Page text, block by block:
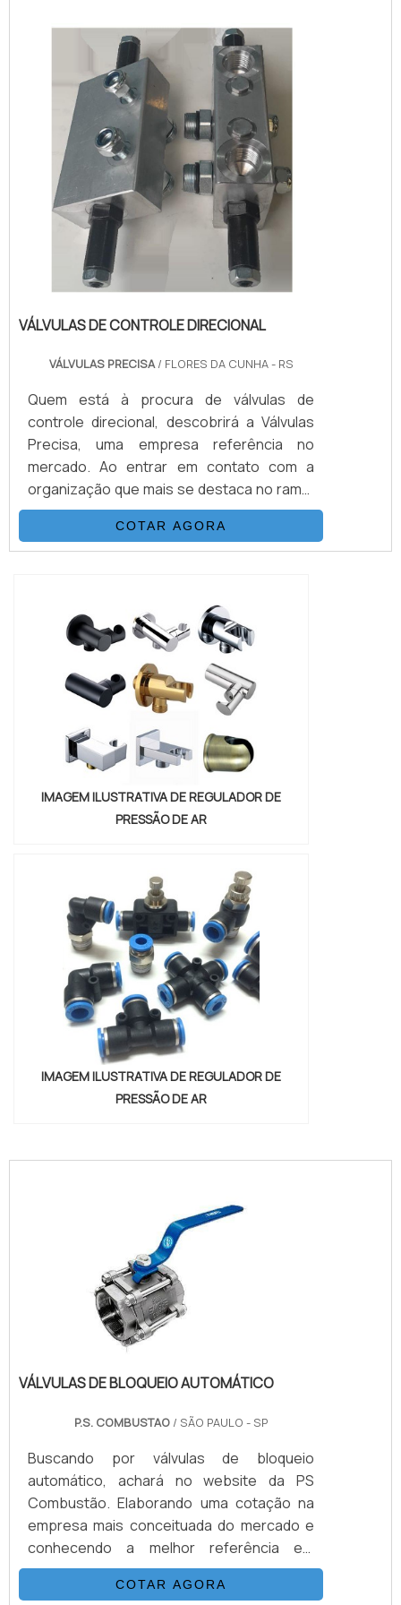
benefício e atendimento eficaz em todo o
VÁLVULAS DE CONTROLE DIRECIONAL
VÁLVULAS PRECISA/ FLORES DA CUNHA - RS
Quem está à procura de válvulas de
controle direcional, descobrirá a Válvulas
Precisa, uma empresa referência no
mercado. Ao entrar em contato com a
organização que mais se destaca no ramo,
o cliente receberá um suporte completo
para sanar eventuais dúvidas sobre o
produto a ser adquirido.MAIS
CONTROLE DIRECIONALQuem quer
encontrar válvulas de controle direcional
em uma empresa que preza pela
segurança, enc...
COTAR AGORA
IMAGEM ILUSTRATIVA DE REGULADOR DE
PRESSÃO DE AR
IMAGEM ILUSTRATIVA DE REGULADOR DE
PRESSÃO DE AR
VÁLVULAS DE BLOQUEIO AUTOMÁTICO
P.S. COMBUSTAO/ SÃO PAULO - SP
Buscando por válvulas de bloqueio
automático, achará no website da PS
Combustão. Elaborando uma cotação na
empresa mais conceituada do mercado e
conhecendo a melhor referência em
qualidade.Quando a busca é por válvulas de
bloqueio automático, com os profissionais
COTAR AGORA